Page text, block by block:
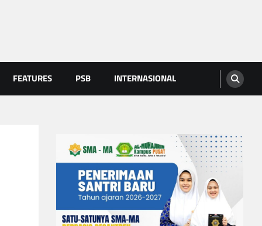
FEATURES PSB INTERNASIONAL